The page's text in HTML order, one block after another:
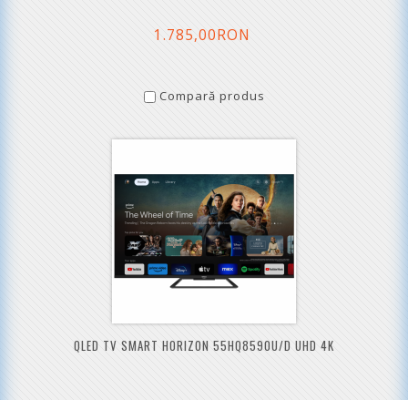
1.785,00RON
Compară produs
QLED TV SMART HORIZON 55HQ8590U/D UHD 4K